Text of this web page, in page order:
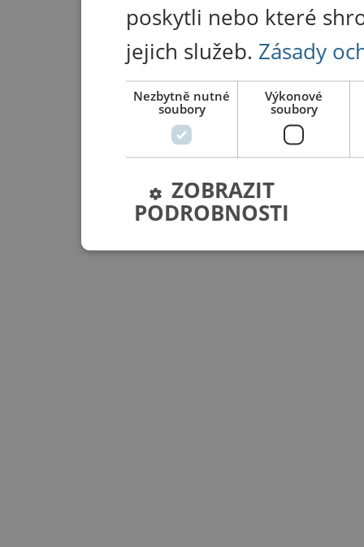
poskytli nebo které
jejich služeb. Zásady
Nezbytně nutné
soubory
Výkonové
soubory
ZOBRAZIT
PODROBNOSTI